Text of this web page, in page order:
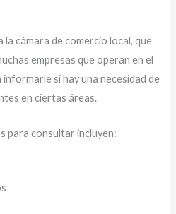
cámara de comercio local, que
empresas que operan en el
informarle si hay una necesidad de
en ciertas áreas.
para consultar incluyen: